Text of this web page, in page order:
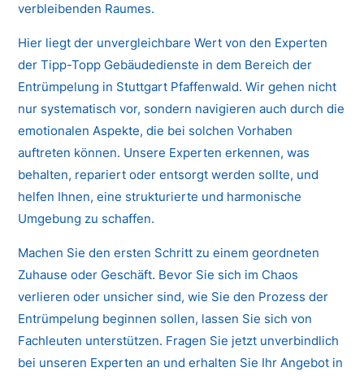
verbleibenden Raumes.
Hier liegt der unvergleichbare Wert von den Experten
der Tipp-Topp Gebäudedienste in dem Bereich der
Entrümpelung in Stuttgart Pfaffenwald. Wir gehen nicht
nur systematisch vor, sondern navigieren auch durch die
emotionalen Aspekte, die bei solchen Vorhaben
auftreten können. Unsere Experten erkennen, was
behalten, repariert oder entsorgt werden sollte, und
helfen Ihnen, eine strukturierte und harmonische
Umgebung zu schaffen.
Machen Sie den ersten Schritt zu einem geordneten
Zuhause oder Geschäft. Bevor Sie sich im Chaos
verlieren oder unsicher sind, wie Sie den Prozess der
Entrümpelung beginnen sollen, lassen Sie sich von
Fachleuten unterstützen. Fragen Sie jetzt unverbindlich
bei unseren Experten an und erhalten Sie Ihr Angebot in